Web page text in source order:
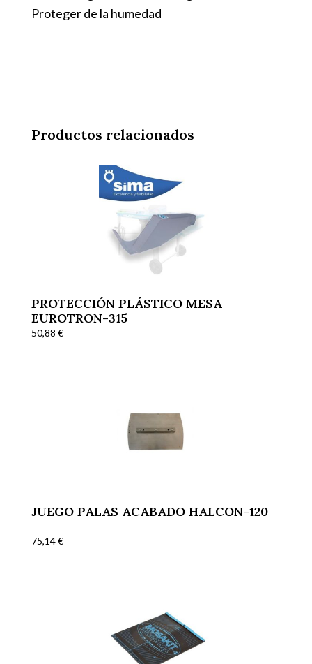
Proteger de la humedad
Productos relacionados
PROTECCIÓN PLÁSTICO MESA
EUROTRON-315
50,88 €
JUEGO PALAS ACABADO HALCON-120
75,14€